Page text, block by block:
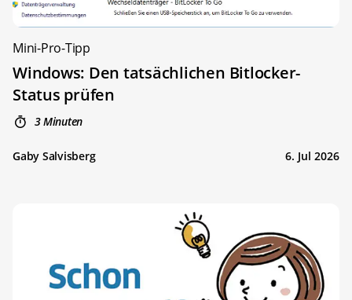
Mini-Pro-Tipp
Windows: Den tatsächlichen Bitlocker-
Status prüfen
3 Minuten
Gaby Salvisberg 6. Jul 2026